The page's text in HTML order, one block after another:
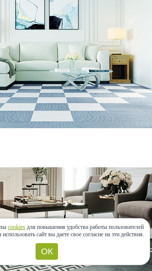
cookies для повышения удобства работы пользователей
сайт вы даете свое согласие на эти действия.
ОК